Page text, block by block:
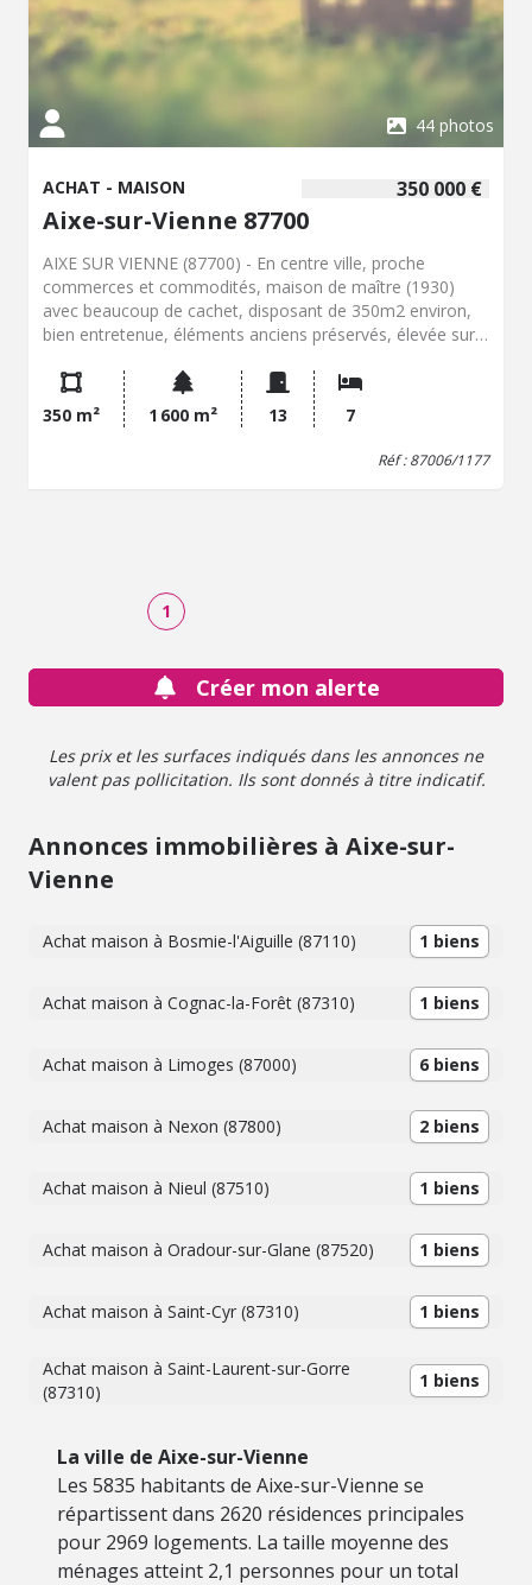
44 photos
350 000 €
ACHAT - MAISON
Aixe-sur-Vienne 87700
AIXE SUR VIENNE (87700) - En centre ville, proche
commerces et commodités, maison de maître (1930)
avec beaucoup de cachet, disposant de 350m2 environ,
bien entretenue, éléments anciens préservés, élevée sur
lumineux et traversant : vaste entrée, pièces de réception
de 46m2 avec belles cheminées anciennes, parquet - salle
à manger (27m2) vue sur jardin - cuisine reliée au jardin et
à un cellier, 1er étage : palier desservant 4 chambres
communiquer avec la partie principale) en partie rénové
de 45m2 environ : avec sa propre entrée, cuisine
Chaudière au fioul, cheminées - électricité refaite - cour
fermée devant par un porche, terrain arboré et plat sur
l'arrière avec petites dépendances.
350 m² 1 600 m² 13 7
Réf : 87006/1177
1
Créer mon alerte
Les prix et les surfaces indiqués dans les annonces ne
valent pas pollicitation. Ils sont donnés à titre indicatif.
Annonces immobilières à Aixe-sur-
Vienne
Achat maison à Bosmie-l'Aiguille (87110) 1 biens
Achat maison à Cognac-la-Forêt (87310) 1 biens
Achat maison à Limoges (87000) 6 biens
Achat maison à Nexon (87800) 2 biens
Achat maison à Nieul (87510) 1 biens
Achat maison à Oradour-sur-Glane (87520) 1 biens
Achat maison à Saint-Cyr (87310) 1 biens
Achat maison à Saint-Laurent-sur-Gorre
(87310)
1 biens
La ville de Aixe-sur-Vienne
Les 5835 habitants de Aixe-sur-Vienne se
répartissent dans 2620 résidences principales
pour 2969 logements. La taille moyenne des
ménages atteint 2,1 personnes pour un total